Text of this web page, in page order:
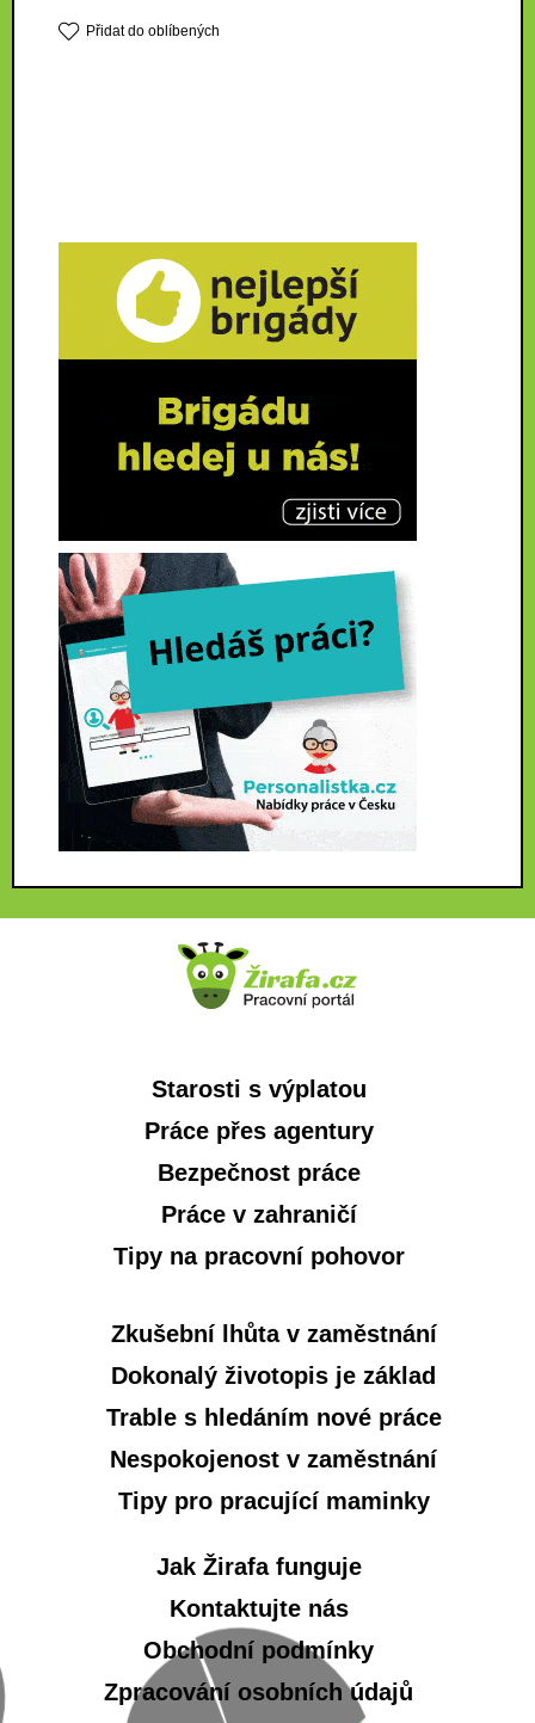
Přidat do oblíbených
Starosti s výplatou
Práce přes agentury
Bezpečnost práce
Práce v zahraničí
Tipy na pracovní pohovor
Zkušební lhůta v zaměstnání
Dokonalý životopis je základ
Trable s hledáním nové práce
Nespokojenost v zaměstnání
Tipy pro pracující maminky
Jak Žirafa funguje
Kontaktujte nás
Obchodní podmínky
Zpracování osobních údajů